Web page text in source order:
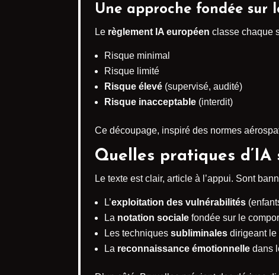
Une approche fondée sur
Le règlement IA européen classe chaque
Risque minimal
Risque limité
Risque élevé (supervisé, audité)
Risque inacceptable (interdit)
Ce découpage, inspiré des normes
Quelles pratiques
Le texte est clair, article à l’appui. Sont
L’exploitation des vulnérabilités
La notation sociale fondée sur le
Les techniques subliminales dirigeant le
La reconnaissance émotionnelle dans